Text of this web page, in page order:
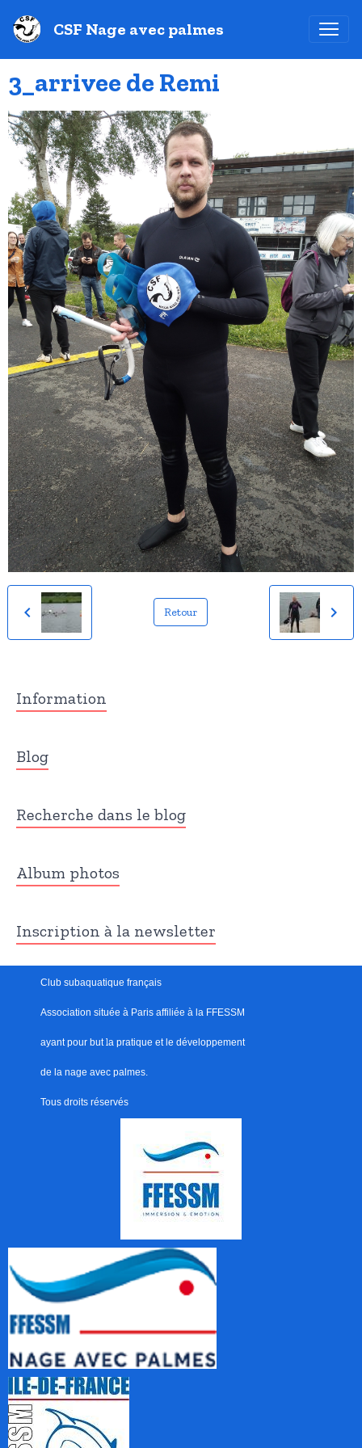
CSF Nage avec palmes
3_arrivee de Remi
Retour
Information
Blog
Recherche dans le blog
Album photos
Inscription à la newsletter
Club subaquatique français
Association située à Paris affiliée à la FFESSM
ayant pour but la pratique et le développement
de la nage avec palmes.
Tous droits réservés